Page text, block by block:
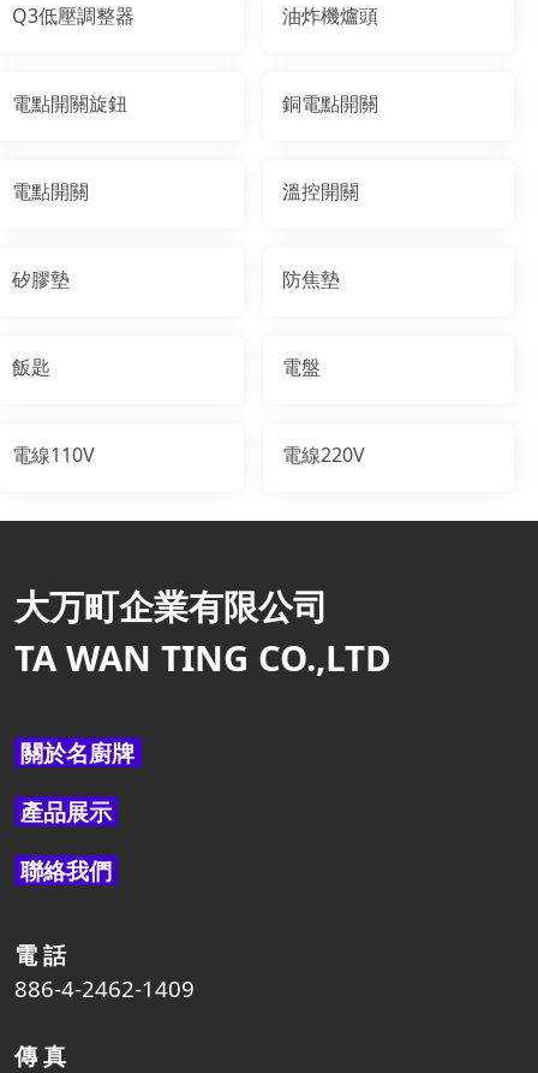
Q3低壓調整器 油炸機爐頭
電點開關旋鈕 銅電點開關
電點開關 溫控開關
矽膠墊 防焦墊
飯匙 電盤
電線110V 電線220V
大万町企業有限公司
TA WAN TING CO.,LTD
關於名廚牌
產品展示
聯絡我們
電 話
886-4-2462-1409
傳 真